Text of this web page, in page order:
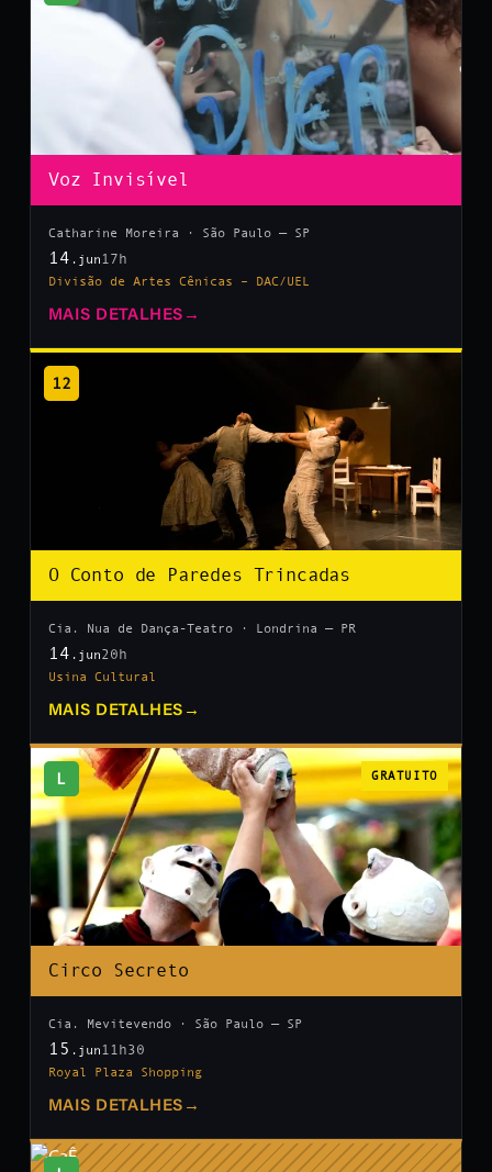
Voz Invisível
Catharine Moreira · São Paulo — SP
14 .jun 17h
Divisão de Artes Cênicas – DAC/UEL
MAIS DETALHES →
12
O Conto de Paredes Trincadas
Cia. Nua de Dança-Teatro · Londrina — PR
14 .jun20h
Usina Cultural
MAIS DETALHES →
L GRATUITO
Circo Secreto
Cia. Mevitevendo · São Paulo — SP
15 .jun 11h30
Royal Plaza Shopping
MAIS DETALHES →